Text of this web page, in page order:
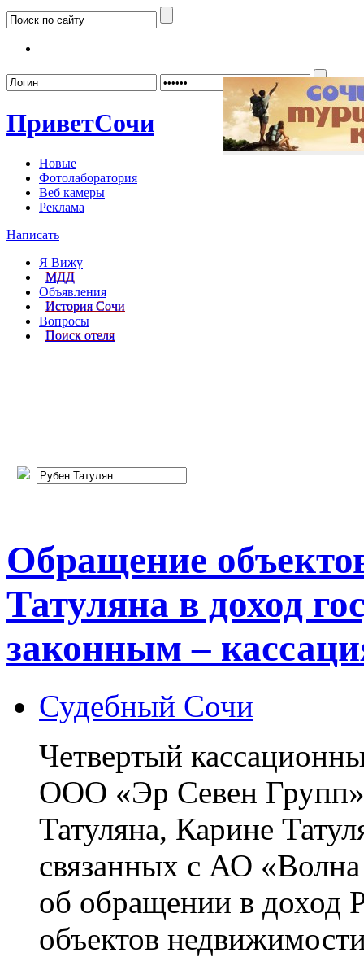
ПриветСочи
Новые
Фотолаборатория
Веб камеры
Реклама
Написать
Я Вижу
МДД
Объявления
История Сочи
Вопросы
Поиск отеля
Обращение
Татуляна в доход
законным –
Судебный Сочи
Четвертый
ООО «Эр Севен
Татуляна, Карине
связанных с АО
об обращении в доход
объектов